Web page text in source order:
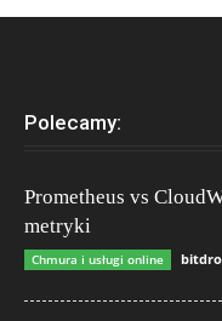
Polecamy:
Prometheus vs
metryki
Chmura i usługi online